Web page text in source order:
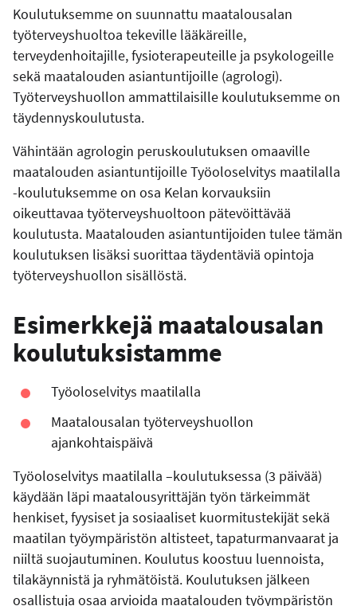
Koulutuksemme on suunnattu maatalousalan
työterveyshuoltoa tekeville lääkäreille,
terveydenhoitajille, fysioterapeuteille ja psykologeille
sekä maatalouden asiantuntijoille (agrologi).
Työterveyshuollon ammattilaisille koulutuksemme on
täydennyskoulutusta.
Vähintään agrologin peruskoulutuksen omaaville
maatalouden asiantuntijoille Työoloselvitys maatilalla
-koulutuksemme on osa Kelan korvauksiin
oikeuttavaa työterveyshuoltoon pätevöittävää
koulutusta. Maatalouden asiantuntijoiden tulee tämän
koulutuksen lisäksi suorittaa täydentäviä opintoja
työterveyshuollon sisällöstä.
Esimerkkejä maatalousalan
koulutuksistamme
Työoloselvitys maatilalla
Maatalousalan työterveyshuollon
ajankohtaispäivä
Työoloselvitys maatilalla –koulutuksessa (3 päivää)
käydään läpi maatalousyrittäjän työn tärkeimmät
henkiset, fyysiset ja sosiaaliset kuormitustekijät sekä
maatilan työympäristön altisteet, tapaturmanvaarat ja
niiltä suojautuminen. Koulutus koostuu luennoista,
tilakäynnistä ja ryhmätöistä. Koulutuksen jälkeen
osallistuja osaa arvioida maatalouden työympäristön